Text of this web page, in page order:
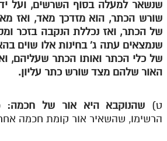
שנשאר למעלה בסוף השרשים, ועל
שורש הכתר, הוא מזדכך מאד, ואז
של הכתר, ואז נכללת הנקבה בזכר
שנמצאים עתה ג' בחינות אלו שוים
של כלי הכתר ואותו הכתר שעליהם,
האור שלהם מצד שורש כתר עליון.
ט) שהנוקבא היא אור של חכמה:
הרשימו, שהשאיר אור קומת חכמה